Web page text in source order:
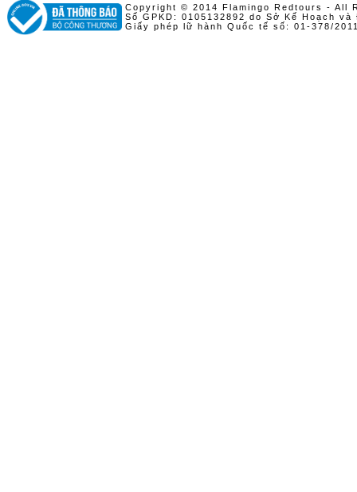
Copyright © 2014 Flamingo Redtours - All
Số GPKD: 0105132892 do Sở Kế Hoạch
Giấy phép lữ hành Quốc tế số: 01-378/